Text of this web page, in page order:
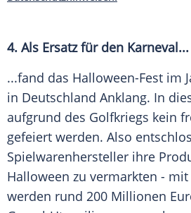
4. Als Ersatz für den Karneval...
...fand das Halloween-Fest im
in Deutschland Anklang. In
aufgrund des Golfkriegs kein
gefeiert werden. Also
Spielwarenhersteller ihre
Halloween zu vermarkten -
werden rund 200 Millionen